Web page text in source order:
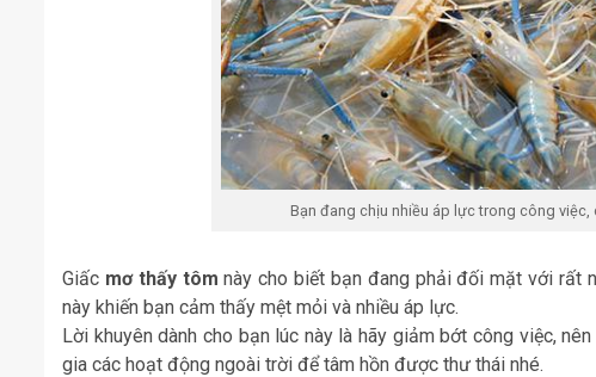
Bạn đang chịu nhiều áp lực trong công
Giấc mơ thấy tôm này cho biết bạn đang phải đối mặt với rất
này khiến bạn cảm thấy mệt mỏi và nhiều áp lực.
Lời khuyên dành cho bạn lúc này là hãy giảm bớt công việc,
gia các hoạt động ngoài trời để tâm hồn được thư thái nhé.